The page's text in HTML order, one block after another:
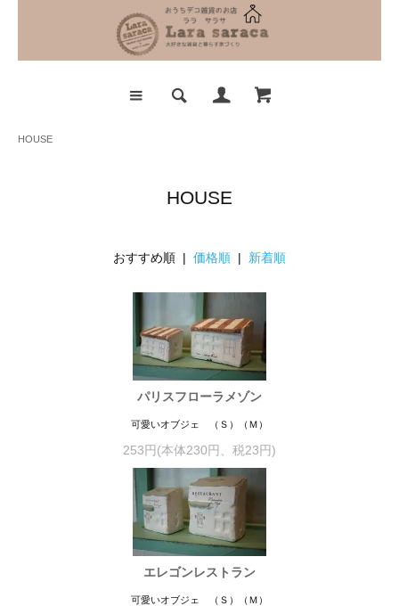
HOUSE
HOUSE
おすすめ順 | 価格順 | 新着順
パリスフローラメゾン
可愛いオブジェ （Ｓ）（Ｍ）
253円(本体230円、税23円)
エレゴンレストラン
可愛いオブジェ （Ｓ）（Ｍ）